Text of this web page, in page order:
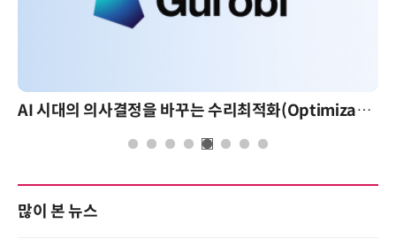
AI 시대의 의사결정을 바꾸는 수리최적화(Optimization): 실제 산업 적용 사례와 활용 전략
많이 본 뉴스